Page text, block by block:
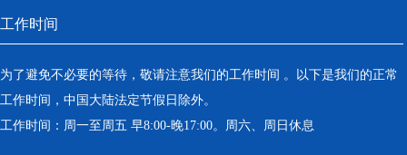
工作时间
为了避免不必要的等待，敬请注意我们的工作时间 。以下是我们的正常
工作时间，中国大陆法定节假日除外。
工作时间：周一至周五 早8:00-晚17:00。周六、周日休息